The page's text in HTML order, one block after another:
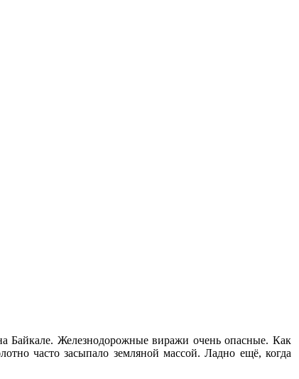
Байкале. Железнодорожные виражи очень опасные. Как
часто засыпало земляной массой. Ладно ещё, когда